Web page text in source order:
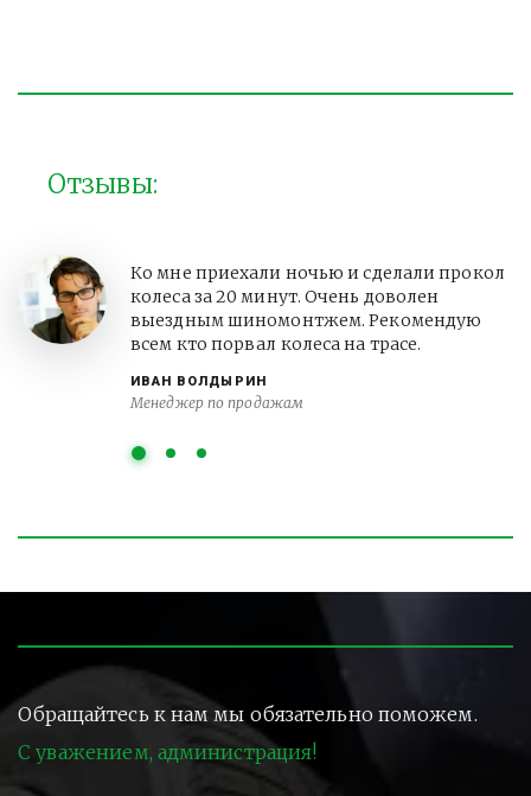
Отзывы:
ИВАН ВОЛДЫРИН
Менеджер по продажам
Ко мне приехали ночью и сделали прокол
колеса за 20 минут. Очень доволен
выездным шиномонтжем. Рекомендую
всем кто порвал колеса на трасе.
Обращайтесь к нам мы обязательно поможем.
С уважением, администрация!